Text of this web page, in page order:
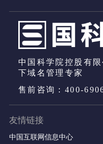
中国科学院控股有
下域名管理专家
售前咨询：400-
友情链接
中国互联网信息中心